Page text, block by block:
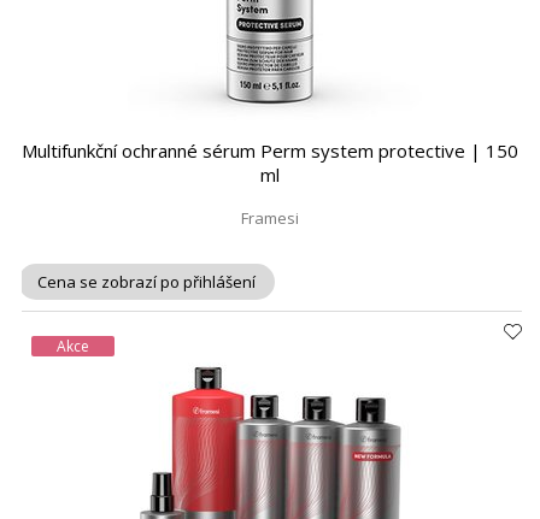
Multifunkční ochranné sérum Perm system protective | 150
ml
Framesi
Cena se zobrazí po přihlášení
Akce